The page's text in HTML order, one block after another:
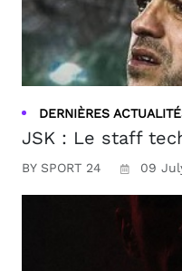
DERNIÈRES
JSK : Le staff
BY SPORT 24 09